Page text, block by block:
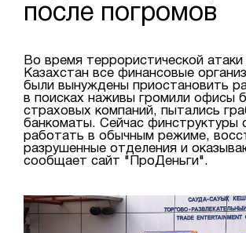
после погромов
Во время террористической атаки
Казахстан все финансовые
были вынуждены приостановить
в поисках наживы громили офисы
страховых компаний, пытались
банкоматы. Сейчас финструктуры
работать в обычным режиме,
разрушенные отделения и
сообщает сайт "ПроДеньги".